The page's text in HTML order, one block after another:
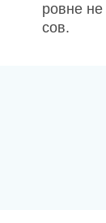
ровне
сов.